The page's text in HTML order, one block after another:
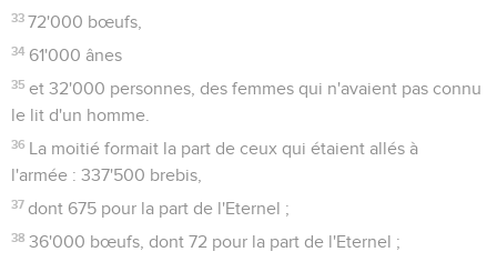
dirent :
3 « Atharoth, Dibon, Jaezer, Nimra, Hesbon, Elealé, Sebam,
Nebo et Beon,
ce pays que l'Eternel a frappé devant l'assemblée d'Israël,
est un endroit approprié pour des troupeaux. Or, tes
serviteurs ont des troupeaux. »
Ils ajoutèrent : « Si nous avons trouvé grâce à tes yeux, que
la possession de ce pays soit accordée à tes serviteurs. Ne
nous fais pas passer le Jourdain. »